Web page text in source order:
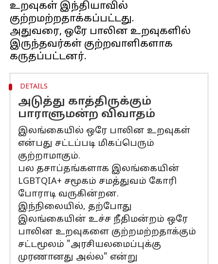
உறவுகள் இந்தியாவில்
குற்றமற்றதாக்கப்பட்டது.
அதுவரை, ஒரே பாலின உறவுகளில்
இருந்தவர்கள் குற்றவாளிகளாக
DETAILS
அடுத்து காத்திருக்கும்
பாராளுமன்ற விவாதம்
இலங்கையில் ஒரே பாலின உறவுகள்
என்பது சட்டப்படி மிகப்பெரும்
குற்றாமாகும்.
பல தசாப்தங்களாக இலங்கையின்
LGBTQIA+ சமூகம் சமத்துவம் கோரி
போராடி வருகின்றன.
இந்நிலையில், தற்போது
இலங்கையின் உச்ச நீதிமன்றம் ஒரே
பாலின உறவுகளை குற்றமற்றதாக்கும்
சட்டமூலம் "அரசியலமைப்புக்கு
முரணானது அல்ல" என்று